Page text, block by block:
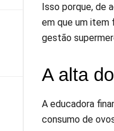
Isso porque, de
em que um item
gestão
A alta
A educadora
consumo de